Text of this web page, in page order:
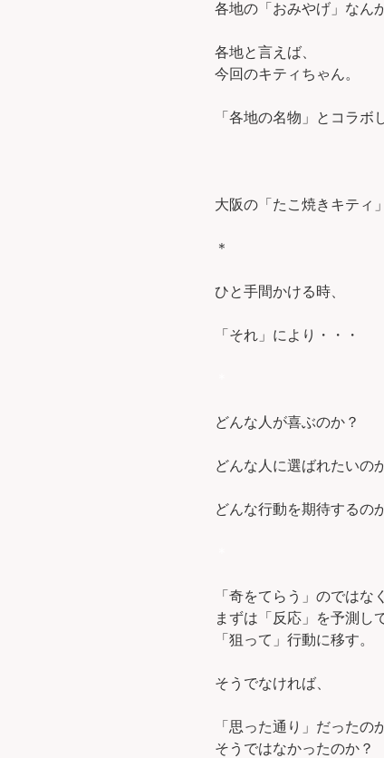
各地の「おみやげ」なん
各地と言えば、
今回のキティちゃん。
「各地の名物」とコラボ
大阪の「たこ焼きキティ
＊
ひと手間かける時、
「それ」により・・・
どんな人が喜ぶのか？
どんな人に選ばれたいの
どんな行動を期待するの
「奇をてらう」のではな
まずは「反応」を予測し
「狙って」行動に移す。
そうでなければ、
「思った通り」だったの
そうではなかったのか？